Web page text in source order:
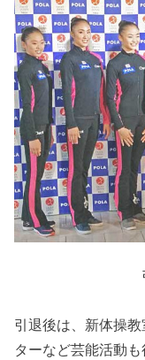
引退後は、新体操
ターなど芸能活動も